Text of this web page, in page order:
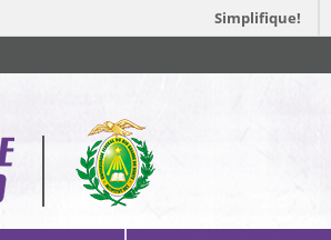
Simplifique!